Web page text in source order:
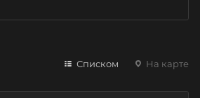
Списком На карте